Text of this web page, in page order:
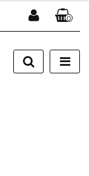
się
się
0